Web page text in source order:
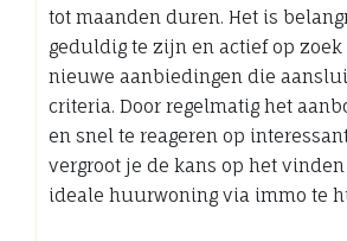
tot maanden duren. Het is
geduldig te zijn en actief op
nieuwe aanbiedingen die
criteria. Door regelmatig het
en snel te reageren op
vergroot je de kans op het
ideale huurwoning via immo te